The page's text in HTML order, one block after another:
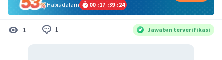
Habis dalam
00 :17 :39 :24
1 1 Jawaban terverifikasi